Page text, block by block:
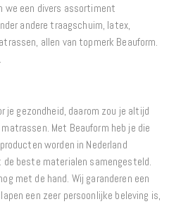
we een divers assortiment
andere traagschuim, latex,
allen van topmerk Beauform.
je gezondheid, daarom zou je altijd
Met Beauform heb je die
worden in Nederland
beste materialen samengesteld.
met de hand. Wij garanderen een
een zeer persoonlijke beleving is,